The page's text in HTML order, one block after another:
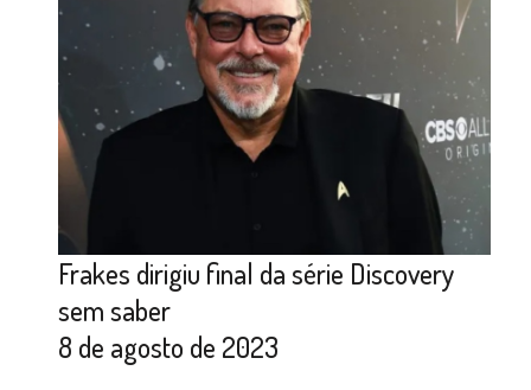
Frakes dirigiu final da série Discovery
sem saber
8 de agosto de 2023